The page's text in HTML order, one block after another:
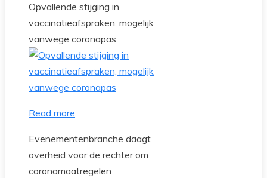
Opvallende stijging in
vaccinatieafspraken, mogelijk
vanwege coronapas
Read more
Evenementenbranche daagt
overheid voor de rechter om
coronamaatregelen